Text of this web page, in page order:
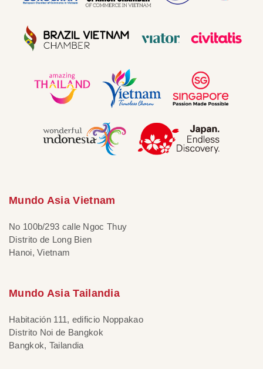
Mundo Asia Vietnam
No 100b/293 calle Ngoc Thuy
Distrito de Long Bien
Hanoi, Vietnam
Mundo Asia Tailandia
Habitación 111, edificio Noppakao
Distrito Noi de Bangkok
Bangkok, Tailandia